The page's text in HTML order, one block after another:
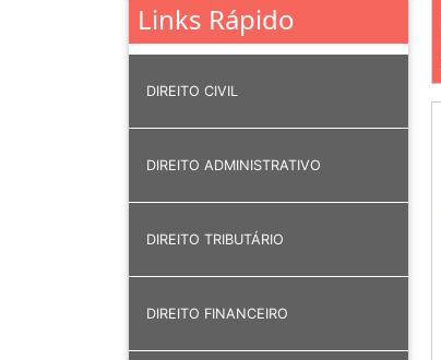
Links Rápido
DIREITO CIVIL
DIREITO ADMINISTRATIVO
DIREITO TRIBUTÁRIO
DIREITO FINANCEIRO